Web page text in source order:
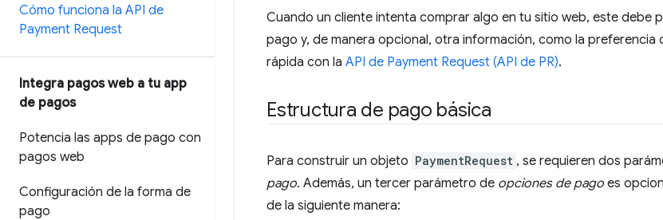
Cómo funciona la API de
Payment Request
Integra pagos web a tu app
de pagos
Potencia las apps de pago con
pagos web
Configuración de la forma de
pago
Cuando un cliente intenta comprar algo en tu sitio web, este debe
pago y, de manera opcional, otra información, como la preferencia
rápida con la API de Payment Request (API de PR).
Estructura de pago básica
Para construir un objeto PaymentRequest , se requieren dos
pago. Además, un tercer parámetro de opciones de pago es
de la siguiente manera: